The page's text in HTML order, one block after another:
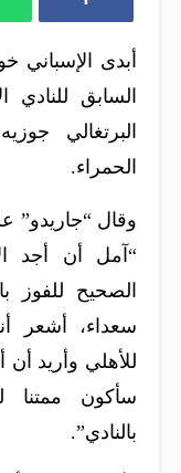
أبدى الإسباني
السابق
البرتغالي
الحمراء.
وقال “جاريدو”
“آمل أن أجد
الصحيح للفوز
سعداء، أشعر
للأهلي وأريد أن
سأكون ممتنا
بالنادي”.